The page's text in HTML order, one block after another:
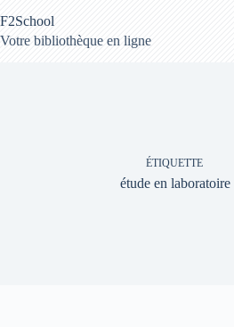
au
contenu
F2School
Votre bibliothèque en ligne
ÉTIQUETTE
étude en laboratoire